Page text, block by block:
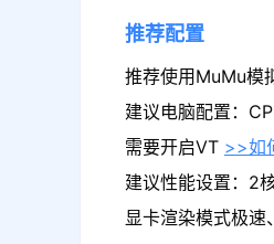
推荐配置
推荐使用MuMu模
建议电脑配置：
需要开启VT >>如
建议性能设置：2
显卡渲染模式极速